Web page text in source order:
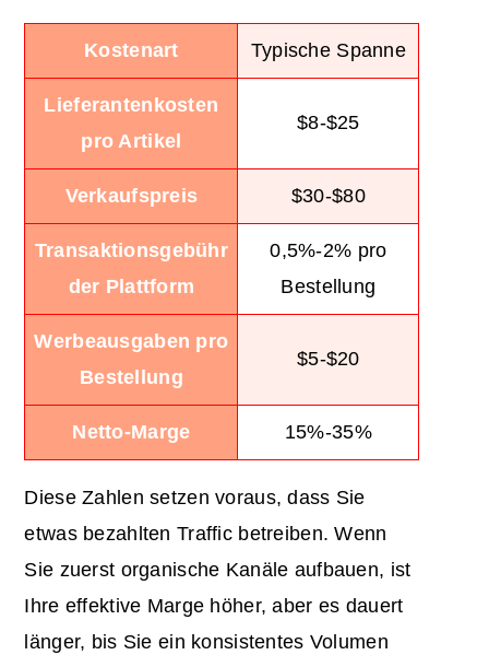
Kostenart Typische Spanne
Lieferantenkosten
pro Artikel
$8-$25
Verkaufspreis $30-$80
Transaktionsgebühr
der Plattform
0,5%-2% pro
Bestellung
Werbeausgaben pro
Bestellung
$5-$20
Netto-Marge 15%-35%
Diese Zahlen setzen voraus, dass Sie
etwas bezahlten Traffic betreiben. Wenn
Sie zuerst organische Kanäle aufbauen, ist
Ihre effektive Marge höher, aber es dauert
länger, bis Sie ein konsistentes Volumen